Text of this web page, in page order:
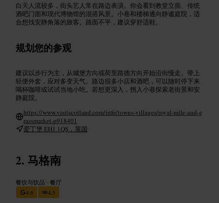
白天人流较多，街头艺人常在路边表演。你会看到教堂立面、传统
酒吧门面和现代博物馆的混搭风景。小巷和楼梯通向静谧庭院，适
合想找安静角落的旅客。路面不平，建议穿舒适鞋。
规划您的参观
建议以步行为主，从城堡方向或荷里路德方向开始沿街慢走。带上
轻便外套，应对多变天气。路边很多小店和酒吧，可以随时停下来
喝杯咖啡或试试当地小吃。若想更深入，拐入小巷探索老街景和安
静庭院。
https://www.visitscotland.com/info/towns-villages/royal-mile-and-g
rassmarket-p918401
爱丁堡 EH1 1QS，英国
马格南
餐饮与饮品 •餐厅
4.6
4.5